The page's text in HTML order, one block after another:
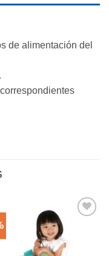
de alimentación del